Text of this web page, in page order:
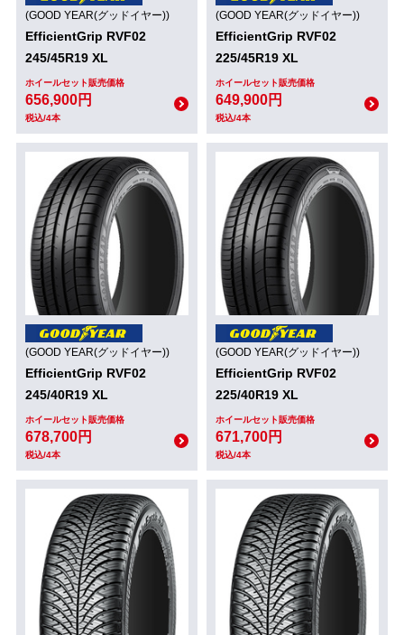
(GOOD YEAR(グッドイヤー))
EfficientGrip RVF02
245/45R19 XL
ホイールセット販売価格
656,900円
税込/4本
(GOOD YEAR(グッドイヤー))
EfficientGrip RVF02
225/45R19 XL
ホイールセット販売価格
649,900円
税込/4本
(GOOD YEAR(グッドイヤー))
EfficientGrip RVF02
245/40R19 XL
ホイールセット販売価格
678,700円
税込/4本
(GOOD YEAR(グッドイヤー))
EfficientGrip RVF02
225/40R19 XL
ホイールセット販売価格
671,700円
税込/4本